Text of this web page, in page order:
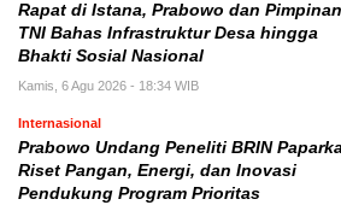
Rapat di Istana, Prabowo dan Pimpinan
TNI Bahas Infrastruktur Desa hingga
Bhakti Sosial Nasional
Kamis, 6 Agu 2026 - 18:34 WIB
Internasional
Prabowo Undang Peneliti BRIN
Riset Pangan, Energi, dan Inovasi
Pendukung Program Prioritas